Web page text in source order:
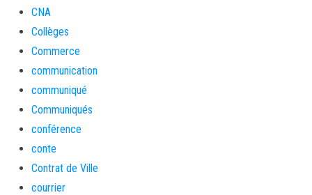
CNA
Collèges
Commerce
communication
communiqué
Communiqués
conférence
conte
Contrat de Ville
courrier